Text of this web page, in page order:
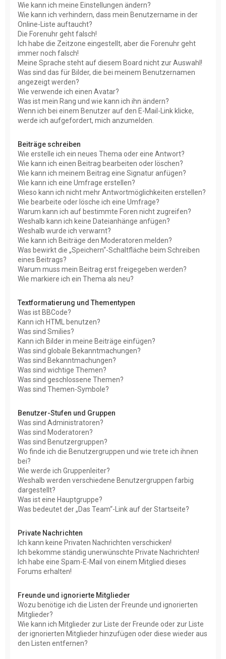
Wie kann ich meine Einstellungen ändern?
Wie kann ich verhindern, dass mein Benutzername in der
Online-Liste auftaucht?
Die Forenuhr geht falsch!
Ich habe die Zeitzone eingestellt, aber die Forenuhr geht
immer noch falsch!
Meine Sprache steht auf diesem Board nicht zur Auswahl!
Was sind das für Bilder, die bei meinem Benutzernamen
angezeigt werden?
Wie verwende ich einen Avatar?
Was ist mein Rang und wie kann ich ihn ändern?
Wenn ich bei einem Benutzer auf den E-Mail-Link klicke,
werde ich aufgefordert, mich anzumelden.
Beiträge schreiben
Wie erstelle ich ein neues Thema oder eine Antwort?
Wie kann ich einen Beitrag bearbeiten oder löschen?
Wie kann ich meinem Beitrag eine Signatur anfügen?
Wie kann ich eine Umfrage erstellen?
Wieso kann ich nicht mehr Antwortmöglichkeiten erstellen?
Wie bearbeite oder lösche ich eine Umfrage?
Warum kann ich auf bestimmte Foren nicht zugreifen?
Weshalb kann ich keine Dateianhänge anfügen?
Weshalb wurde ich verwarnt?
Wie kann ich Beiträge den Moderatoren melden?
Was bewirkt die „Speichern“-Schaltfläche beim Schreiben
eines Beitrags?
Warum muss mein Beitrag erst freigegeben werden?
Wie markiere ich ein Thema als neu?
Textformatierung und Thementypen
Was ist BBCode?
Kann ich HTML benutzen?
Was sind Smilies?
Kann ich Bilder in meine Beiträge einfügen?
Was sind globale Bekanntmachungen?
Was sind Bekanntmachungen?
Was sind wichtige Themen?
Was sind geschlossene Themen?
Was sind Themen-Symbole?
Benutzer-Stufen und Gruppen
Was sind Administratoren?
Was sind Moderatoren?
Was sind Benutzergruppen?
Wo finde ich die Benutzergruppen und wie trete ich ihnen
bei?
Wie werde ich Gruppenleiter?
Weshalb werden verschiedene Benutzergruppen farbig
dargestellt?
Was ist eine Hauptgruppe?
Was bedeutet der „Das Team“-Link auf der Startseite?
Private Nachrichten
Ich kann keine Privaten Nachrichten verschicken!
Ich bekomme ständig unerwünschte Private Nachrichten!
Ich habe eine Spam-E-Mail von einem Mitglied dieses
Forums erhalten!
Freunde und ignorierte Mitglieder
Wozu benötige ich die Listen der Freunde und ignorierten
Mitglieder?
Wie kann ich Mitglieder zur Liste der Freunde oder zur Liste
der ignorierten Mitglieder hinzufügen oder diese wieder aus
den Listen entfernen?